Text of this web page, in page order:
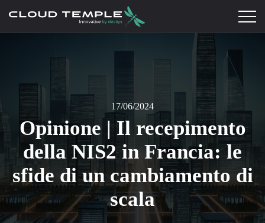
17/06/2024
Opinione | Il recepimento
della NIS2 in Francia: le
sfide di un cambiamento di
scala